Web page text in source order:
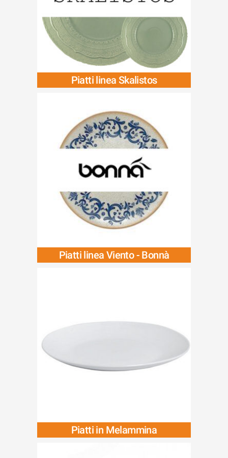
Piatti linea Skalistos
Piatti linea Viento - Bonnà
Piatti in Melammina